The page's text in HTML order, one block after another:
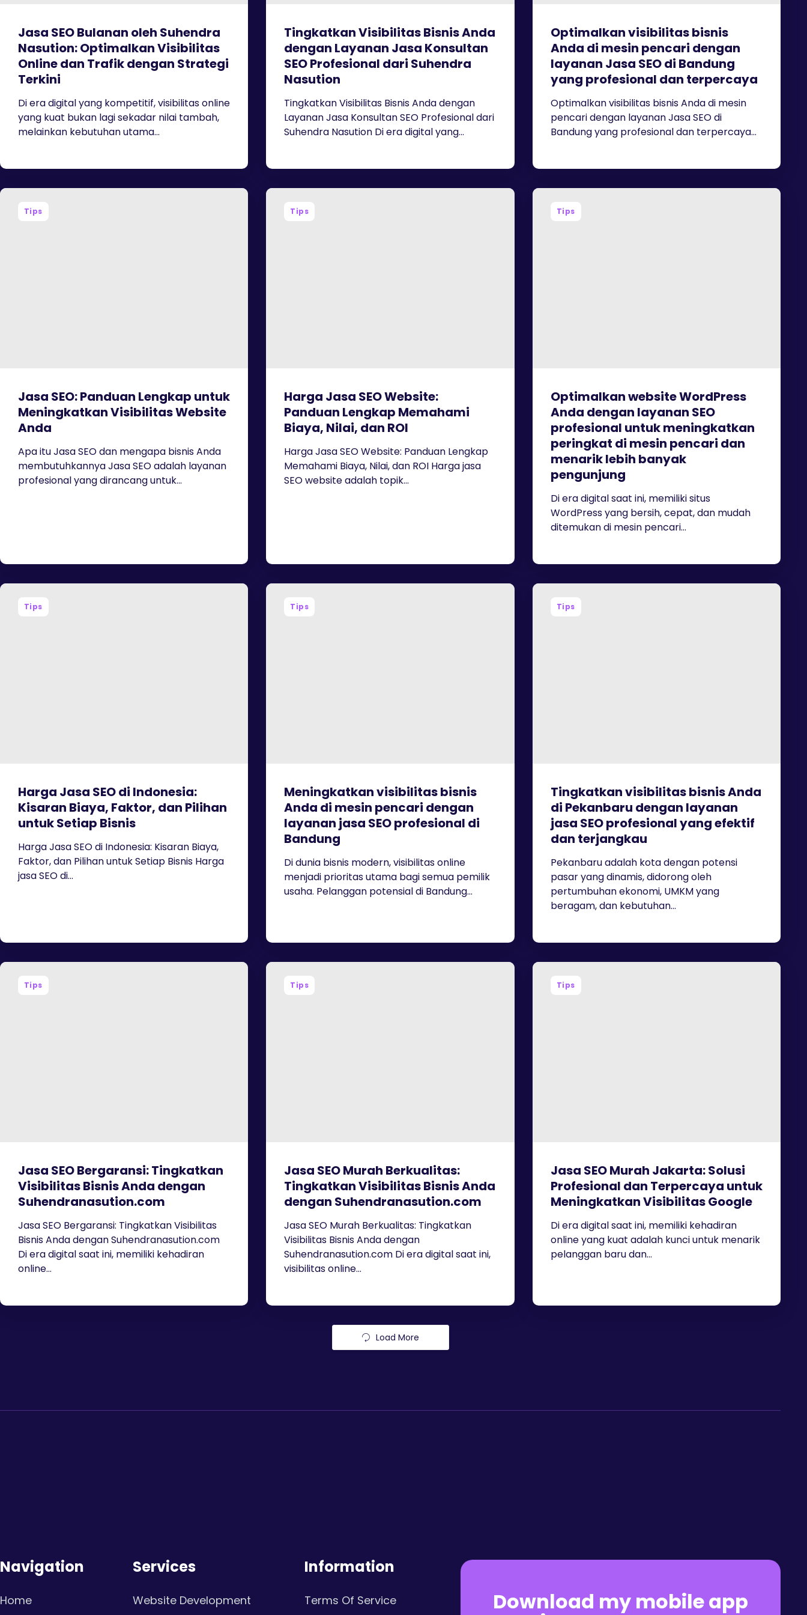
Jasa SEO Bulanan oleh Suhendra
Nasution: Optimalkan Visibilitas
Online dan Trafik dengan Strategi
Terkini
Di era digital yang kompetitif, visibilitas online
yang kuat bukan lagi sekadar nilai tambah,
melainkan kebutuhan utama...
Tingkatkan Visibilitas Bisnis Anda
dengan Layanan Jasa Konsultan
SEO Profesional dari Suhendra
Nasution
Tingkatkan Visibilitas Bisnis Anda dengan
Layanan Jasa Konsultan SEO Profesional dari
Suhendra Nasution Di era digital yang...
Optimalkan visibilitas bisnis
Anda di mesin pencari dengan
layanan Jasa SEO di Bandung
yang profesional dan terpercaya
Optimalkan visibilitas bisnis Anda di mesin
pencari dengan layanan Jasa SEO di
Bandung yang profesional dan terpercaya...
Tips
Jasa SEO: Panduan Lengkap untuk
Meningkatkan Visibilitas Website
Anda
Apa itu Jasa SEO dan mengapa bisnis Anda
membutuhkannya Jasa SEO adalah layanan
profesional yang dirancang untuk...
Tips
Harga Jasa SEO Website:
Panduan Lengkap Memahami
Biaya, Nilai, dan ROI
Harga Jasa SEO Website: Panduan Lengkap
Memahami Biaya, Nilai, dan ROI Harga jasa
SEO website adalah topik...
Tips
Optimalkan website WordPress
Anda dengan layanan SEO
profesional untuk meningkatkan
peringkat di mesin pencari dan
menarik lebih banyak
pengunjung
Di era digital saat ini, memiliki situs
WordPress yang bersih, cepat, dan mudah
ditemukan di mesin pencari...
Tips
Harga Jasa SEO di Indonesia:
Kisaran Biaya, Faktor, dan Pilihan
untuk Setiap Bisnis
Harga Jasa SEO di Indonesia: Kisaran Biaya,
Faktor, dan Pilihan untuk Setiap Bisnis Harga
jasa SEO di...
Tips
Meningkatkan visibilitas bisnis
Anda di mesin pencari dengan
layanan jasa SEO profesional di
Bandung
Di dunia bisnis modern, visibilitas online
menjadi prioritas utama bagi semua pemilik
usaha. Pelanggan potensial di Bandung...
Tips
Tingkatkan visibilitas bisnis Anda
di Pekanbaru dengan layanan
jasa SEO profesional yang efektif
dan terjangkau
Pekanbaru adalah kota dengan potensi
pasar yang dinamis, didorong oleh
pertumbuhan ekonomi, UMKM yang
beragam, dan kebutuhan...
Tips
Jasa SEO Bergaransi: Tingkatkan
Visibilitas Bisnis Anda dengan
Suhendranasution.com
Jasa SEO Bergaransi: Tingkatkan Visibilitas
Bisnis Anda dengan Suhendranasution.com
Di era digital saat ini, memiliki kehadiran
online...
Tips
Jasa SEO Murah Berkualitas:
Tingkatkan Visibilitas Bisnis Anda
dengan Suhendranasution.com
Jasa SEO Murah Berkualitas: Tingkatkan
Visibilitas Bisnis Anda dengan
Suhendranasution.com Di era digital saat ini,
visibilitas online...
Tips
Jasa SEO Murah Jakarta: Solusi
Profesional dan Terpercaya untuk
Meningkatkan Visibilitas Google
Di era digital saat ini, memiliki kehadiran
online yang kuat adalah kunci untuk menarik
pelanggan baru dan...
Load More
Navigation
Home
Services
Website Development
Information
Terms Of Service Download my mobile app